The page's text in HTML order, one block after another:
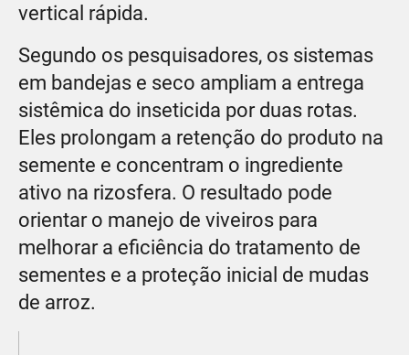
vertical rápida.
Segundo os pesquisadores, os sistemas
em bandejas e seco ampliam a entrega
sistêmica do inseticida por duas rotas.
Eles prolongam a retenção do produto na
semente e concentram o ingrediente
ativo na rizosfera. O resultado pode
orientar o manejo de viveiros para
melhorar a eficiência do tratamento de
sementes e a proteção inicial de mudas
de arroz.